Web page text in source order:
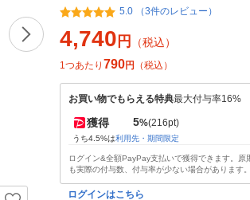
5.0 （3件のレビュー）
4,740 円 （税込）
1つあたり 790円 （税込）
お買い物でもらえる特典最大付与率16%
獲得 5%(216pt)
うち4.5%は利用先・期間限定
ログイン&全額PayPay支払いで獲得できます。
も実際の付与数、付与率が少ない場合があります
ログインはこちら